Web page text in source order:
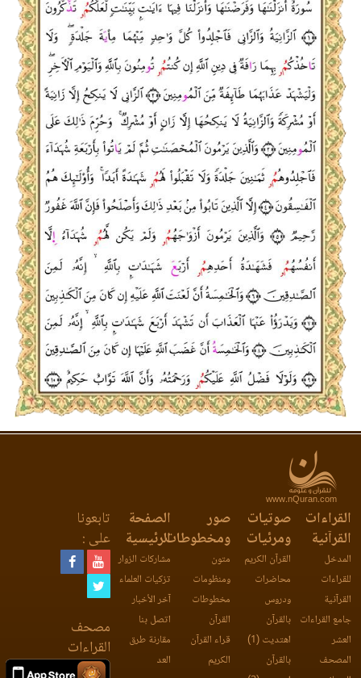
www.nQuran.com
القراءات
القرآنية
المدخل
للقراءات
القرآنية
جامع القراءات
العشر
المصحف
صوتيات
ومرئيات
القرآن الكريم
محاضرات
ودروس
بالقرآن
اهتديت (1)
بالقرآن
صور
ومخطوطات
متون
ومنظومات
مخطوطات
القرآن
قراء القرآن
الكريم
الصفحة
الرئيسية
مشاركات الزوار
تزكيات العلماء
آخر الأخبار
اتصل بنا
مقارنة طرق
العد
تابعونا
على :
مصحف
القراءات